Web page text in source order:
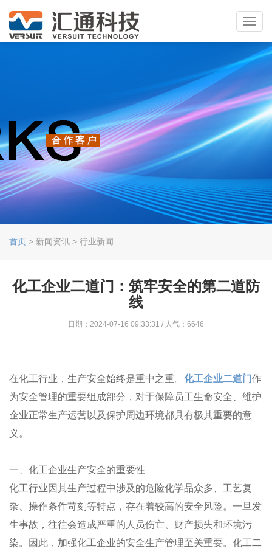
首页 > 新闻资讯 > 行业新闻
化工企业二道门：筑牢安全的第二道防
线
日期：2024-07-16 09:33:31 / 人气：6646
在化工行业，生产安全始终是重中之重。 化工企业二道门作
为安全管理的重要组成部分，对于保障员工生命安全、维护
企业正常生产运营以及保护周边环境都具有极其重要的意
义。
一、化工企业生产安全的重要性
化工行业因其生产过程中涉及的危险化学品众多、工艺复
杂、操作条件苛刻等特点，存在着较高的安全风险。一旦发
生事故，往往会造成严重的人员伤亡、财产损失和环境污
染。因此，加强化工企业的安全生产管理至关重要。化工二